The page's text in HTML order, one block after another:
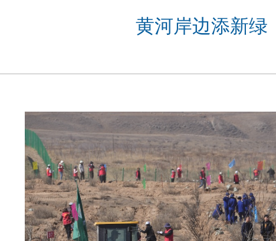
黄河岸边添新绿